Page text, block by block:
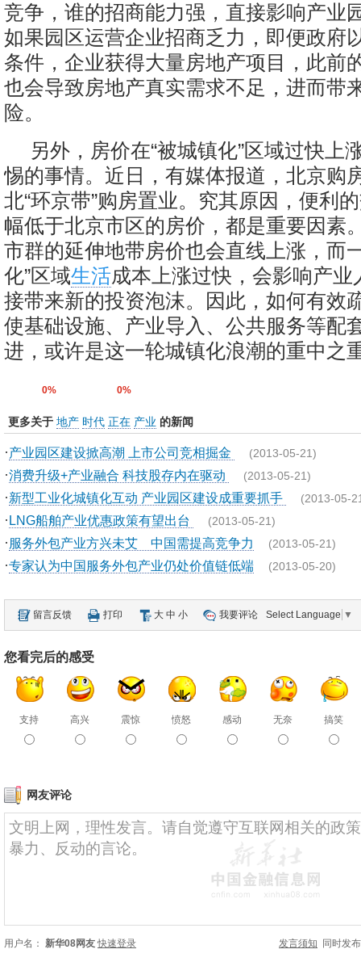
竞争，谁的招商能力强，直接影响产业
如果园区运营企业招商乏力，即便政府
条件，企业获得大量房地产项目，此前
也会导致房地产真实需求不足，进而带
险。
另外，房价在“被城镇化”区域过快上
惕的事情。近日，有媒体报道，北京购
北“环京带”购房置业。究其原因，便利
幅低于北京市区的房价，都是重要因素
市群的延伸地带房价也会直线上涨，而
化”区域生活成本上涨过快，会影响产业
接带来新的投资泡沫。因此，如何有效
使基础设施、产业导入、公共服务等配
进，或许是这一轮城镇化浪潮的重中之
0% 0%
更多关于 地产 时代 正在 产业 的新闻
·产业园区建设掀高潮 上市公司竞相掘金 (2013-05-21)
·消费升级+产业融合 科技股存内在驱动 (2013-05-21)
·新型工业化城镇化互动 产业园区建设成重要抓手 (2013-05-
·LNG船舶产业优惠政策有望出台 (2013-05-21)
· 服务外包产业方兴未艾 中国需提高竞争力 (2013-05-21)
·专家认为中国服务外包产业仍处价值链低端 (2013-05-20)
留言反馈 打印 大 中 小 我要评论 Select Language ▼
您看完后的感受
支持 高兴 震惊 愤怒 感动 无奈 搞笑
网友评论
用户名： 新华08网友 快速登录 发言须知 同时发